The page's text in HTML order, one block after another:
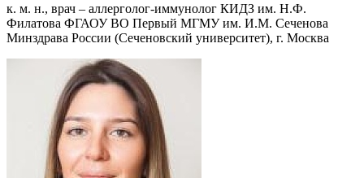
к. м. н., врач – аллерголог-иммунолог КИДЗ им. Н.Ф.
Филатова ФГАОУ ВО Первый МГМУ им. И.М. Сеченова
Минздрава России (Сеченовский университет), г. Москва